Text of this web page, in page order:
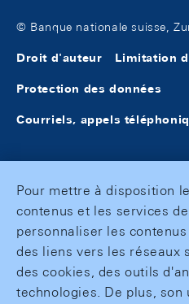
© Banque nationale suisse,
Droit d'auteur Limitation
Protection des données
Courriels, appels
Pour mettre à disposition
contenus et les services
personnaliser les
des liens vers les réseaux
des cookies, des outils
technologies. De plus,